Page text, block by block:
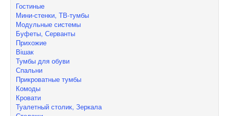
Гостиные
Мини-стенки, ТВ-тумбы
Модульные системы
Буфеты, Серванты
Прихожие
Вішак
Тумбы для обуви
Спальни
Прикроватные тумбы
Комоды
Кровати
Туалетный столик, Зеркала